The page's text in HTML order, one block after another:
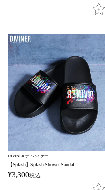
DIVINER ディバイナー
【Splash】Splash Shower Sandal
¥3,300税込